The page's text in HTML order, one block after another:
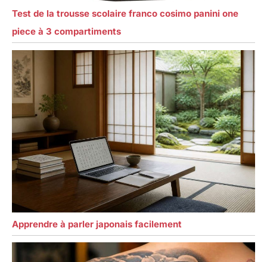
Test de la trousse scolaire franco cosimo panini one
piece à 3 compartiments
Apprendre à parler japonais facilement